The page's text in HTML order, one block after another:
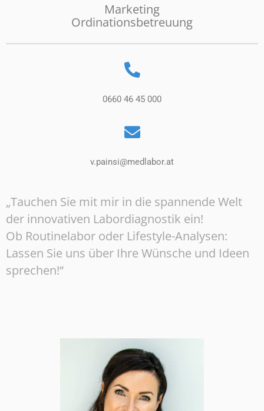
Marketing
Ordinationsbetreuung
0660 46 45 000
v.painsi@medlabor.at
„Tauchen Sie mit mir in die spannende Welt
der innovativen Labordiagnostik ein!
Ob Routinelabor oder Lifestyle-Analysen:
Lassen Sie uns über Ihre Wünsche und Ideen
sprechen!“